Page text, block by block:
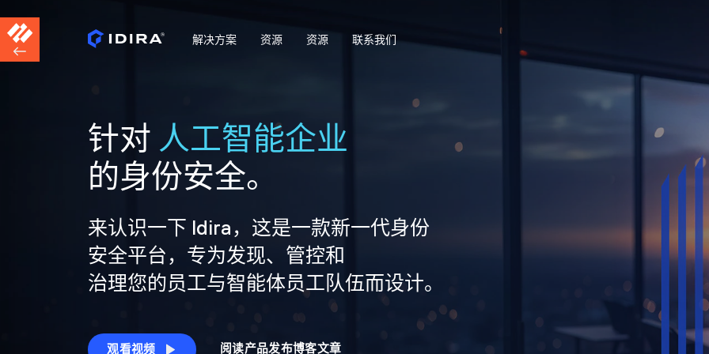
解决方案 资源 资源 联系我们
针对 人工智能企业
的身份安全。
来认识一下 Idira，这是一款新一代身份
安全平台，专为发现、管控和
治理您的员工与智能体员工队伍而设计。
观看视频 阅读产品发布博客文章